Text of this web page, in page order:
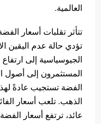
العالمية.
تتأثر تقلبات أسعار
تؤدي حالة عدم اليقين
الجيوسياسية إلى
المستثمرون إلى أصول
الفضة تستجيب عادةً
الذهب. تلعب أسعار
عائد، ترتفع أسعار